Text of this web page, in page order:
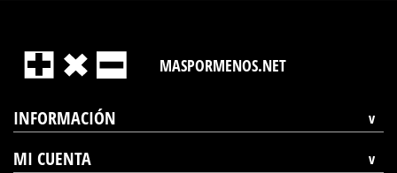
MASPORMENOS.NET
INFORMACIÓN
MI CUENTA